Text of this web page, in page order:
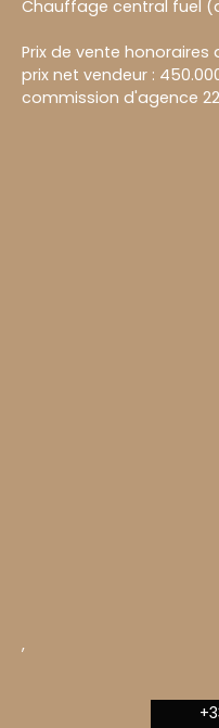
Chauffage central fuel
Prix de vente honoraires
prix net vendeur :
commission d'agence
,